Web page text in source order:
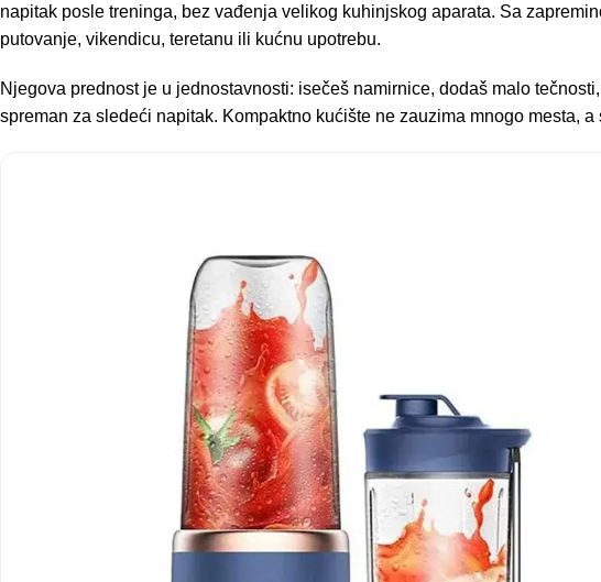
napitak posle treninga, bez vađenja velikog kuhinjskog aparata. Sa
putovanje, vikendicu, teretanu ili kućnu upotrebu.
Njegova prednost je u jednostavnosti: isečeš namirnice, dodaš malo
spreman za sledeći napitak. Kompaktno kućište ne zauzima mnogo mesta,